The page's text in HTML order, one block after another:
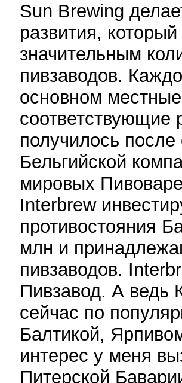
Sun Brewing
развития,
значительным
пивзаводов.
основном
соответствующие
получилось
Бельгийской
мировых
Interbrew
противостояния
млн и
пивзаводов.
Пивзавод. А ведь
сейчас по
Балтикой,
интерес у меня
Питерской